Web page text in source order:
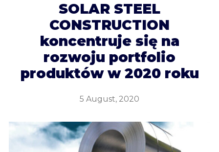
SOLAR STEEL
CONSTRUCTION
koncentruje się na
rozwoju portfolio
produktów w 2020 roku
5 August, 2020